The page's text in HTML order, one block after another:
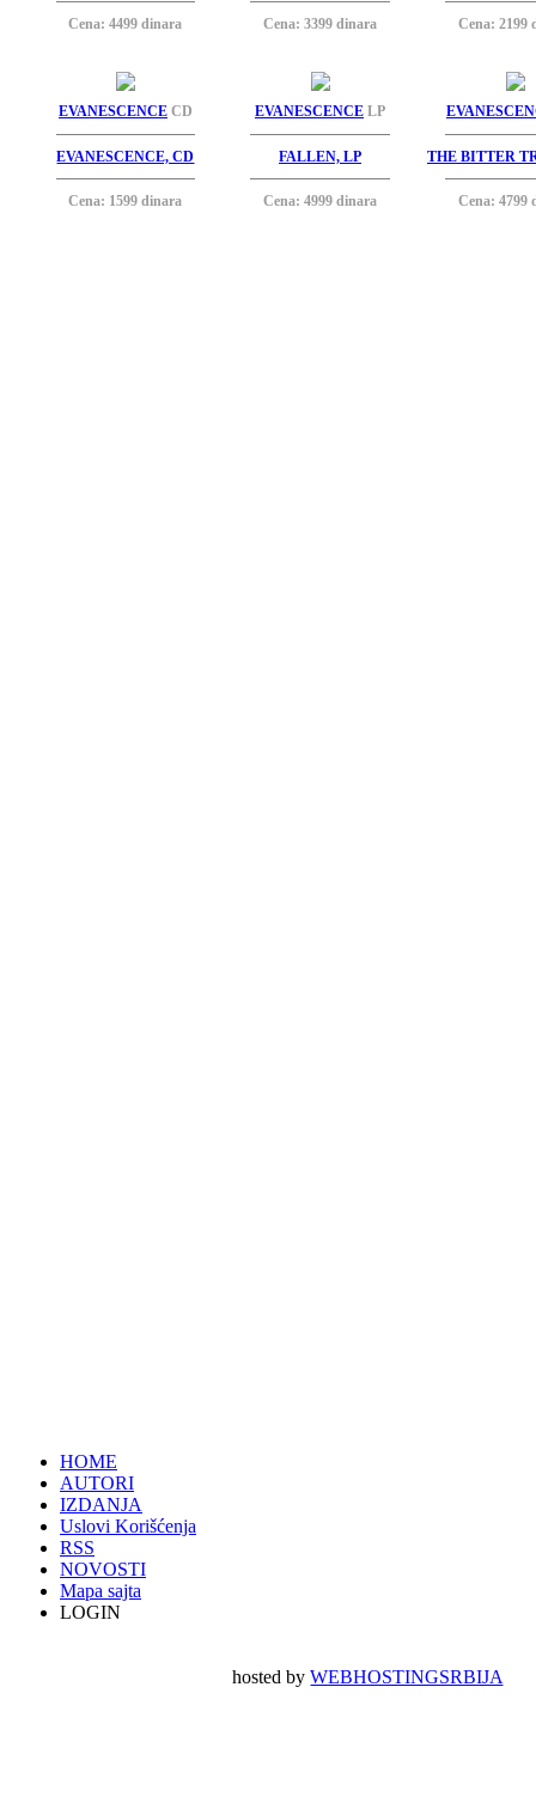
Cena: 4499 dinara Cena: 3399 dinara Cena: 2199
EVANESCENCE CD
EVANESCENCE, CD
Cena: 1599 dinara
EVANESCENCE LP
FALLEN, LP
Cena: 4999 dinara
THE BITTER
Cena: 4799
HOME
AUTORI
IZDANJA
Uslovi Korišćenja
RSS
NOVOSTI
Mapa sajta
LOGIN
hosted byWEBHOSTINGSRBIJA